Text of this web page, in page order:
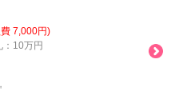
7,000円)
：10万円